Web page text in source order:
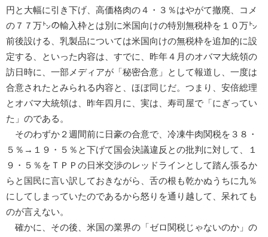
円と大幅に引き下げ、高価格肉の４・３％はやがて撤廃、コメ
の７７万㌧の輸入枠とは別に米国向けの特別無税枠を１０万㌧
前後設ける、乳製品については米国向けの無税枠を追加的に設
定する、といった内容は、すでに、昨年４月のオバマ大統領の
訪日時に、一部メディアが「秘密合意」として報道し、一度は
合意されたとみられる内容と、ほぼ同じだ。つまり、安倍総理
とオバマ大統領は、昨年四月に、実は、寿司屋で「にぎってい
た」のである。
そのわずか２週間前に日豪の合意で、冷凍牛肉関税を３８・
５％→１９・５％と下げて国会決議違反との批判に対して、１
９・５％をＴＰＰの日米交渉のレッドラインとして踏ん張るか
らと国民に言い訳しておきながら、舌の根も乾かぬうちに九％
にしてしまっていたのであるから怒りを通り越して、呆れても
のが言えない。
確かに、その後、米国の業界の「ゼロ関税じゃないのか」の